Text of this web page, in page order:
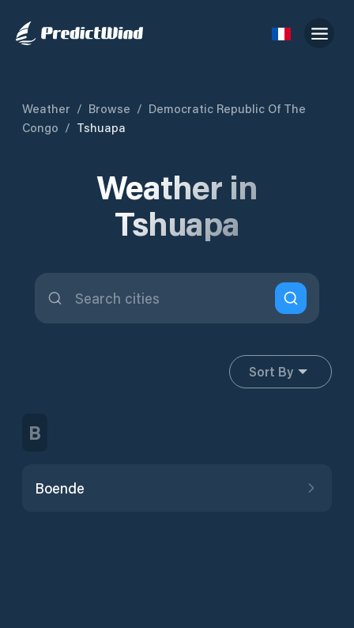
Weather / Browse / Democratic Republic Of The
Congo / Tshuapa
Weather in
Tshuapa
Sort By
B
Boende